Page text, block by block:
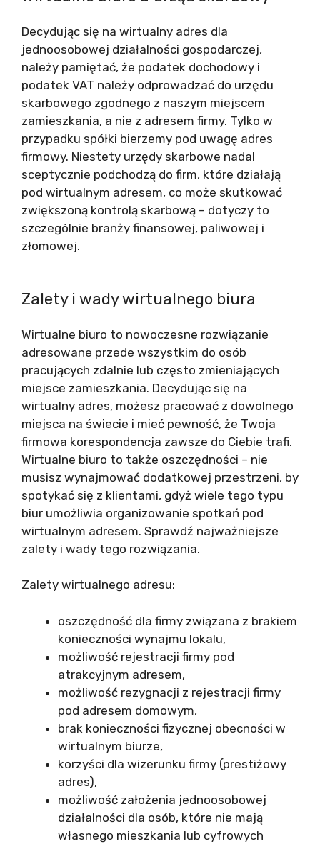
Decydując się na wirtualny adres dla
jednoosobowej działalności gospodarczej,
należy pamiętać, że podatek dochodowy i
podatek VAT należy odprowadzać do urzędu
skarbowego zgodnego z naszym miejscem
zamieszkania, a nie z adresem firmy. Tylko w
przypadku spółki bierzemy pod uwagę adres
firmowy. Niestety urzędy skarbowe nadal
sceptycznie podchodzą do firm, które działają
pod wirtualnym adresem, co może skutkować
zwiększoną kontrolą skarbową – dotyczy to
szczególnie branży finansowej, paliwowej i
złomowej.
Zalety i wady wirtualnego biura
Wirtualne biuro to nowoczesne rozwiązanie
adresowane przede wszystkim do osób
pracujących zdalnie lub często zmieniających
miejsce zamieszkania. Decydując się na
wirtualny adres, możesz pracować z dowolnego
miejsca na świecie i mieć pewność, że Twoja
firmowa korespondencja zawsze do Ciebie trafi.
Wirtualne biuro to także oszczędności – nie
musisz wynajmować dodatkowej przestrzeni, by
spotykać się z klientami, gdyż wiele tego typu
biur umożliwia organizowanie spotkań pod
wirtualnym adresem. Sprawdź najważniejsze
zalety i wady tego rozwiązania.
Zalety wirtualnego adresu:
oszczędność dla firmy związana z brakiem
konieczności wynajmu lokalu,
możliwość rejestracji firmy pod
atrakcyjnym adresem,
możliwość rezygnacji z rejestracji firmy
pod adresem domowym,
brak konieczności fizycznej obecności w
wirtualnym biurze,
korzyści dla wizerunku firmy (prestiżowy
adres),
możliwość założenia jednoosobowej
działalności dla osób, które nie mają
własnego mieszkania lub cyfrowych